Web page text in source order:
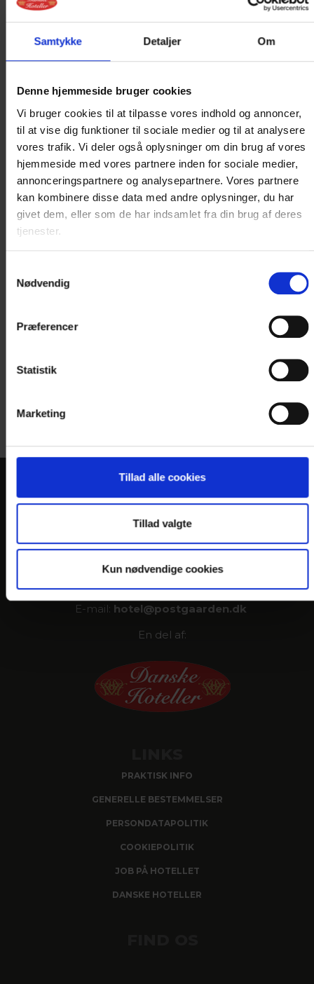
Samtykke Detaljer Om
Denne hjemmeside bruger cookies
Vi bruger cookies til at tilpasse vores indhold og annoncer,
til at vise dig funktioner til sociale medier og til at analysere
vores trafik. Vi deler også oplysninger om din brug af vores
hjemmeside med vores partnere inden for sociale medier,
annonceringspartnere og analysepartnere. Vores partnere
kan kombinere disse data med andre oplysninger, du har
givet dem, eller som de har indsamlet fra din brug af deres
tjenester.
Nødvendig
Præferencer
Statistik
Marketing
Tillad alle cookies
Tillad valgte
Kun nødvendige cookies
BOOKING AF OPHOLD
Book på tlf.+45 7592 1855eller på
mailhotel@postgaarden.dk
KONTAKT
Hotel Postgaarden
Oldenborggade 4
DK-7000 Fredericia
Telefon: +45 7592 1855
E-mail: hotel@postgaarden.dk
En del af:
PRAKTISK INFO
GENERELLE BESTEMMELSER
PERSONDATAPOLITIK
COOKIEPOLITIK
JOB PÅ HOTELLET
DANSKE HOTELLER